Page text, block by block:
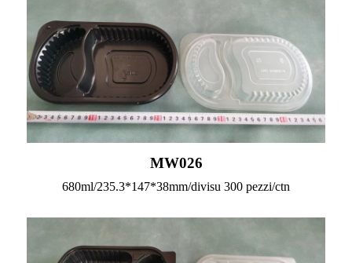
MW026
680ml/235.3*147*38mm/divisu 300 pezzi/ctn